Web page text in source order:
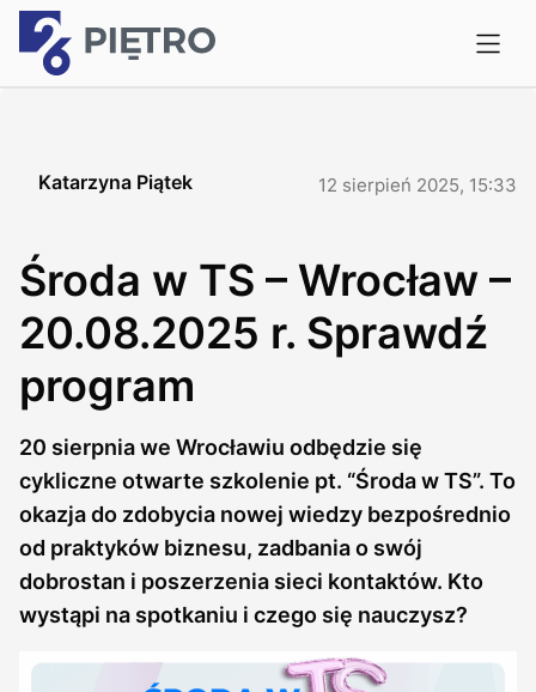
Katarzyna Piątek 12 sierpień 2025, 15:33
Środa w TS – Wrocław –
20.08.2025 r. Sprawdź
program
20 sierpnia we Wrocławiu odbędzie się
cykliczne otwarte szkolenie pt. “Środa w TS”. To
okazja do zdobycia nowej wiedzy bezpośrednio
od praktyków biznesu, zadbania o swój
dobrostan i poszerzenia sieci kontaktów. Kto
wystąpi na spotkaniu i czego się nauczysz?